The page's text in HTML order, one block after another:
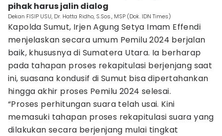
pihak harus jalin dialog
Dekan FISIP USU, Dr. Hatta Ridho, S.Sos., MSP (Dok. IDN Times)
Kapolda Sumut, Irjen Agung Setya Imam Effendi
menjelaskan secara umum Pemilu 2024 berjalan
baik, khususnya di Sumatera Utara. Ia berharap
pada tahapan proses rekapitulasi berjenjang saat
ini, suasana kondusif di Sumut bisa dipertahankan
hingga akhir proses Pemilu 2024 selesai.
“Proses perhitungan suara telah usai. Kini
memasuki tahapan proses rekapitulasi suara yang
dilakukan secara berjenjang mulai tingkat